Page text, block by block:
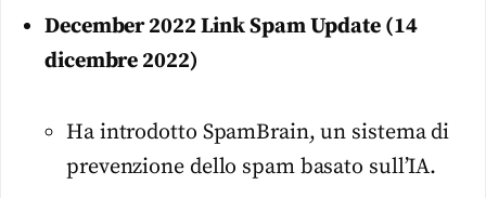
December 2022 Link Spam Update (14
dicembre 2022)
Ha introdotto SpamBrain, un sistema di
prevenzione dello spam basato sull’IA.